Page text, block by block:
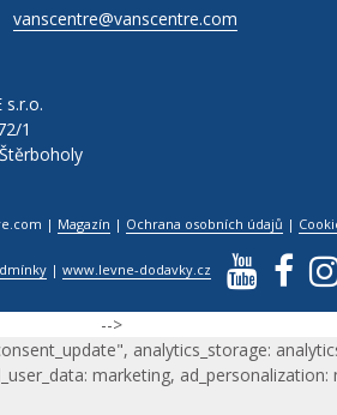
vanscentre@vanscentre.com
s.r.o.
1
| Magazín | Ochrana osobních údajů |
|www.levne-dodavky.cz
-->
analytics_storage:
marketing, ad_personalization: